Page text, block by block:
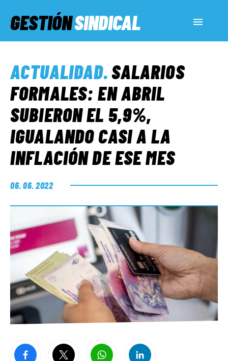
GESTIÓNSINDICAL
SERVICIOS SOCIALES
INFORMES ESPECIALES
FUERA DE MEGÁFONO
EL LADO «G»
ACTUALIDAD.SALARIOS
FORMALES: EN ABRIL
SUBIERON EL 5,9%,
IGUALANDO CASI A LA
INFLACIÓN DE ESE MES
06. 06. 2022